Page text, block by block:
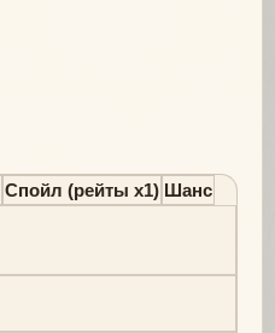
Спойл (рейты х1) Шанс